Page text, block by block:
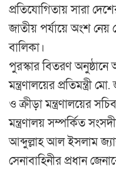
প্রতিযোগিতায় সারা
জাতীয় পর্যায়ে অংশ
বালিকা।
পুরস্কার বিতরণ
মন্ত্রণালয়ের প্রতিমন্ত্রী
ও ক্রীড়া মন্ত্রণালয়ের
মন্ত্রণালয় সম্পর্কিত
আব্দুল্লাহ আল ইসলাম
সেনাবাহিনীর প্রধান